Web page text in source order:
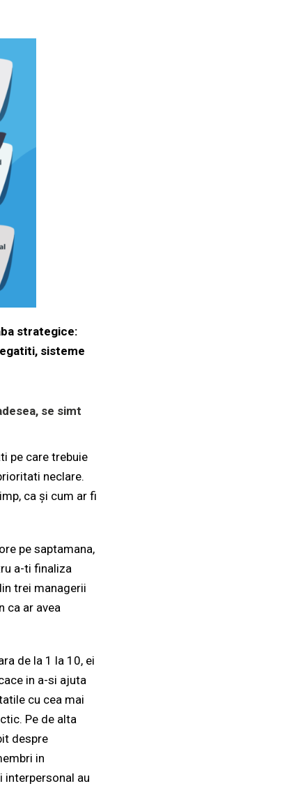
strategice:
sisteme
se simt
pe care trebuie
neclare.
ca și cum ar fi
pe saptamana,
a-ti finaliza
trei managerii
ca ar avea
de la 1 la 10, ei
in a-si ajuta
cu cea mai
Pe de alta
despre
in
au